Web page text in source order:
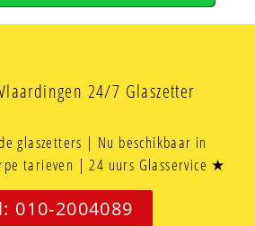
24/7 Glaszetter
glaszetters | Nu beschikbaar in
tarieven | 24 uurs Glasservice ★
010-2004089